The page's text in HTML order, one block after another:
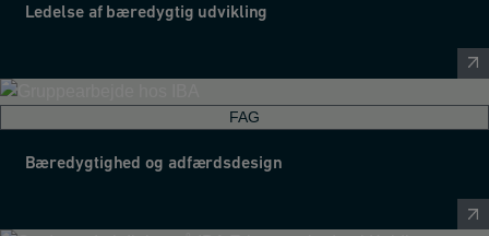
Ledelse af bæredygtig udvikling
FAG
Bæredygtighed og adfærdsdesign